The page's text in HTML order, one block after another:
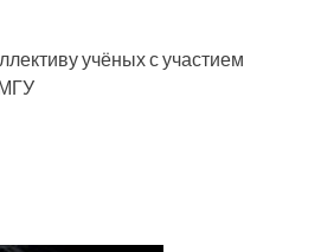
учёных с участием